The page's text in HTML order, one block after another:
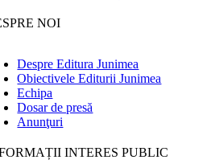
NOI
Despre Editura Junimea
Obiectivele Editurii Junimea
Echipa
Dosar de presă
Anunţuri
INTERES PUBLIC